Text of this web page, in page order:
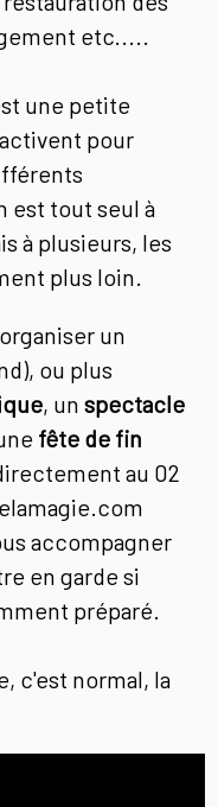
etc.....
une petite
pour
est tout seul à
à plusieurs, les
plus loin.
un
ou plus
, unspectacle
fête de fin
au 02
accompagner
en garde si
préparé.
c'est normal, la